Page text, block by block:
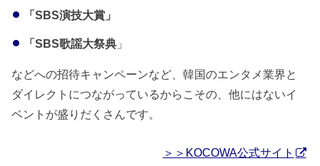
「SBS演技大賞」
「SBS歌謡大祭典」
などへの招待キャンペーンなど、韓国のエンタメ業界と
ダイレクトにつながっているからこその、他にはないイ
ベントが盛りだくさんです。
＞＞KOCOWA公式サイト